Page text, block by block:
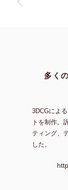
多く
3DCGによ
トを制作。
ティング、
した。